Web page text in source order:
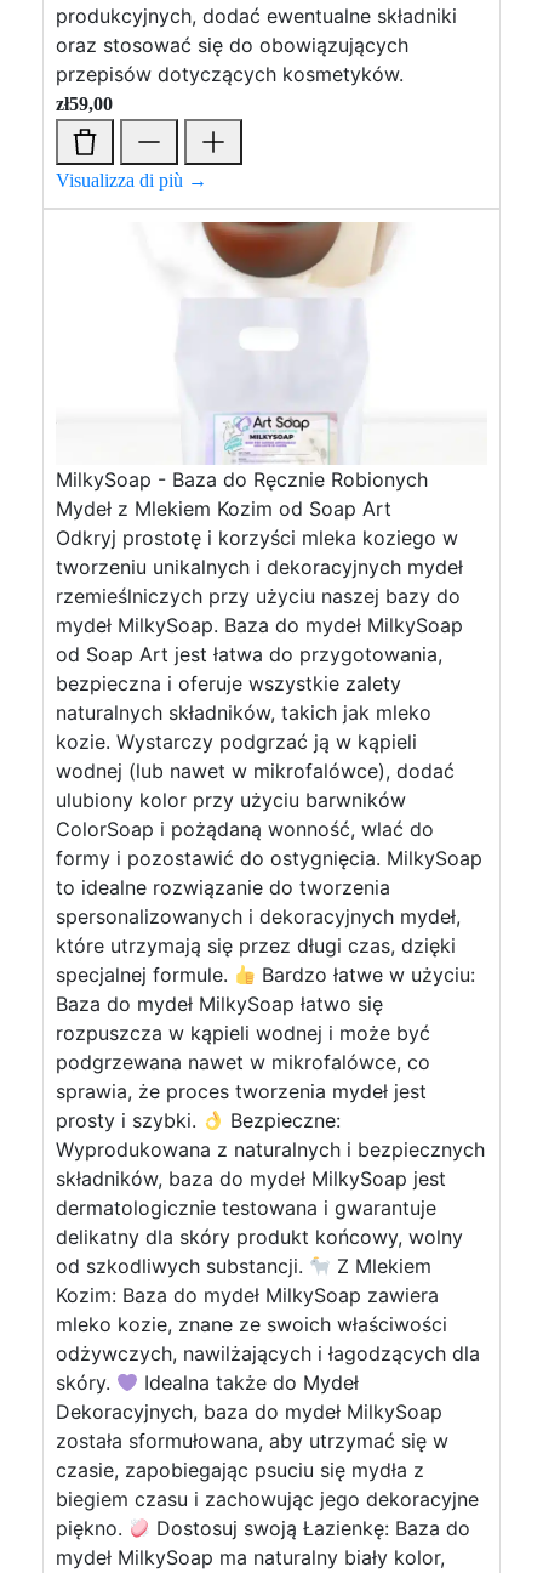
produkcyjnych, dodać ewentualne składniki
oraz stosować się do obowiązujących
przepisów dotyczących kosmetyków.
zł59,00
Visualizza di più →
MilkySoap - Baza do Ręcznie Robionych
Mydeł z Mlekiem Kozim od Soap Art
Odkryj prostotę i korzyści mleka koziego w
tworzeniu unikalnych i dekoracyjnych mydeł
rzemieślniczych przy użyciu naszej bazy do
mydeł MilkySoap. Baza do mydeł MilkySoap
od Soap Art jest łatwa do przygotowania,
bezpieczna i oferuje wszystkie zalety
naturalnych składników, takich jak mleko
kozie. Wystarczy podgrzać ją w kąpieli
wodnej (lub nawet w mikrofalówce), dodać
ulubiony kolor przy użyciu barwników
ColorSoap i pożądaną wonność, wlać do
formy i pozostawić do ostygnięcia. MilkySoap
to idealne rozwiązanie do tworzenia
spersonalizowanych i dekoracyjnych mydeł,
które utrzymają się przez długi czas, dzięki
specjalnej formule.
Bardzo łatwe w użyciu:
Baza do mydeł MilkySoap łatwo się
rozpuszcza w kąpieli wodnej i może być
podgrzewana nawet w mikrofalówce, co
sprawia, że proces tworzenia mydeł jest
prosty i szybki.
Bezpieczne:
Wyprodukowana z naturalnych i bezpiecznych
składników, baza do mydeł MilkySoap jest
dermatologicznie testowana i gwarantuje
delikatny dla skóry produkt końcowy, wolny
od szkodliwych substancji.
Z Mlekiem
Kozim: Baza do mydeł MilkySoap zawiera
mleko kozie, znane ze swoich właściwości
odżywczych, nawilżających i łagodzących dla
skóry.
Idealna także do Mydeł
Dekoracyjnych, baza do mydeł MilkySoap
została sformułowana, aby utrzymać się w
czasie, zapobiegając psuciu się mydła z
biegiem czasu i zachowując jego dekoracyjne
piękno.
Dostosuj swoją Łazienkę: Baza do
mydeł MilkySoap ma naturalny biały kolor,